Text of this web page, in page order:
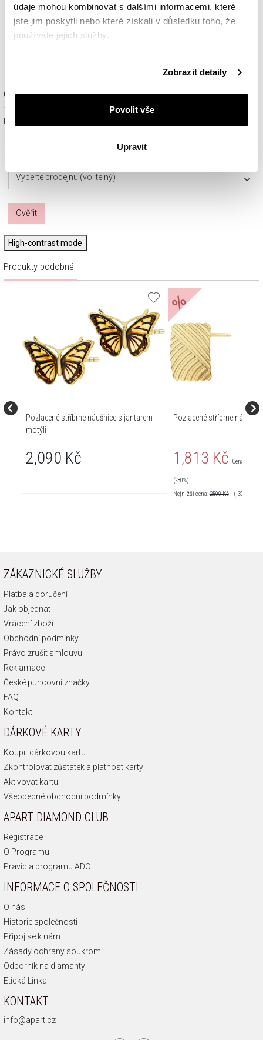
údaje mohou kombinovat s dalšími informacemi, které
jste jim poskytli nebo které získali v důsledku toho, že
používáte jejich služby.
Zásadách ochrany osobních údajů
Zobrazit detaily
Povolit vše
Upravit
Ověřit dostupnost a rezervovat na prodejně
Prosím, vyberte ze seznamu město nebo konkrétní prodejnu
Vyberte prodejnu (volitelný)
Ověřit
High-contrast mode
Produkty podobné
Pozlacené stříbrné náušnice s jantarem -
motýli
2,090 Kč
%
Pozlacené stříbrné náušnice
1,813 Kč Cena
(-30%)
Nejnižší cena:2590Kč (-30%)
ZÁKAZNICKÉ SLUŽBY
Platba a doručení
Jak objednat
Vrácení zboží
Obchodní podmínky
Právo zrušit smlouvu
Reklamace
České puncovní značky
FAQ
Kontakt
DÁRKOVÉ KARTY
Koupit dárkovou kartu
Zkontrolovat zůstatek a platnost karty
Aktivovat kartu
Všeobecné obchodní podmínky
APART DIAMOND CLUB
Registrace
O Programu
Pravidla programu ADC
INFORMACE O SPOLEČNOSTI
O nás
Historie společnosti
Připoj se k nám
Zásady ochrany soukromí
Odborník na diamanty
Etická Linka
KONTAKT
info@apart.cz